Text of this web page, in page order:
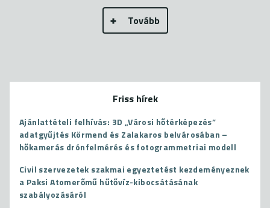
Tovább
Friss hírek
Ajánlattételi felhívás: 3D „Városi hőtérképezés”
adatgyűjtés Körmend és Zalakaros belvárosában –
hőkamerás drónfelmérés és fotogrammetriai modell
Civil szervezetek szakmai egyeztetést kezdeményeznek
a Paksi Atomerőmű hűtővíz-kibocsátásának
szabályozásáról